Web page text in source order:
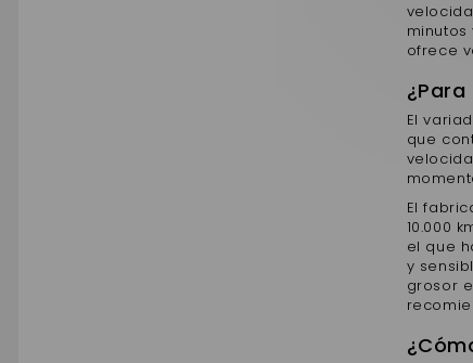
ofrece
El
que
El
10.000
el que
y
grosor